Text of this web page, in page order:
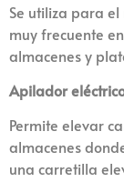
Se utiliza para
muy frecuente
almacenes y
Apilador
Permite elevar
almacenes
una carretilla